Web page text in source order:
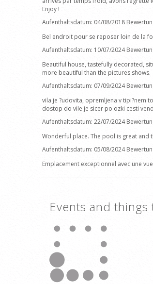
Enjoy !
Aufenthaltsdatum: 04/08/2018
Bel endroit pour se reposer loin de la
Aufenthaltsdatum: 10/07/2024
Beautiful house, tastefully decorated,
more beautiful than the pictures shows.
Aufenthaltsdatum: 07/09/2024
vila je ?udovita, opremljena v tipi?nem
dostop do vile je sicer po ozki cesti
Aufenthaltsdatum: 22/07/2024
Wonderful place. The pool is great and
Aufenthaltsdatum: 05/08/2024
Emplacement exceptionnel avec une
Events and things